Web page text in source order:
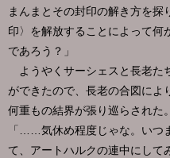
まんまとその封印の解き方を
印〉を解放することによって何
であろう？」
ようやくサーシェスと長老た
ができたので、長老の合図によ
何重もの結界が張り巡らされた。
「……気休め程度じゃな。いつ
て、アートハルクの連中にして